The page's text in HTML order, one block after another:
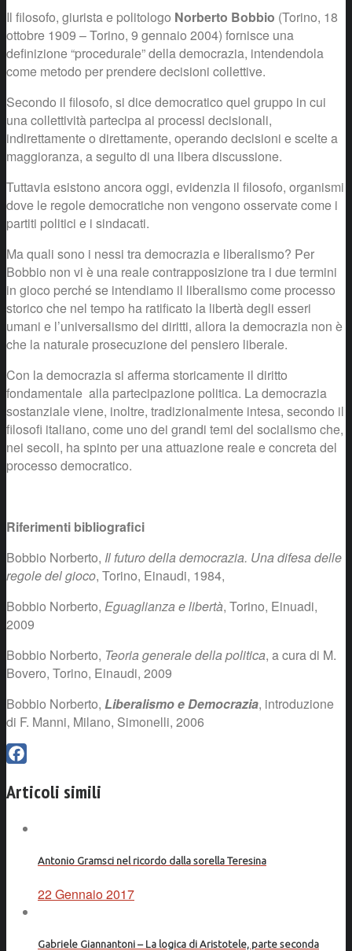
Il filosofo, giurista e politologo Norberto Bobbio (Torino, 18
ottobre 1909 – Torino, 9 gennaio 2004) fornisce una
definizione “procedurale” della democrazia, intendendola
come metodo per prendere decisioni collettive.
Secondo il filosofo, si dice democratico quel gruppo in cui
una collettività partecipa ai processi decisionali,
indirettamente o direttamente, operando decisioni e scelte a
maggioranza, a seguito di una libera discussione.
Tuttavia esistono ancora oggi, evidenzia il filosofo, organismi
dove le regole democratiche non vengono osservate come i
partiti politici e i sindacati.
Ma quali sono i nessi tra democrazia e liberalismo? Per
Bobbio non vi è una reale contrapposizione tra i due termini
in gioco perché se intendiamo il liberalismo come processo
storico che nel tempo ha ratificato la libertà degli esseri
umani e l’universalismo dei diritti, allora la democrazia non è
che la naturale prosecuzione del pensiero liberale.
Con la democrazia si afferma storicamente il diritto
fondamentale alla partecipazione politica. La democrazia
sostanziale viene, inoltre, tradizionalmente intesa, secondo il
filosofi italiano, come uno dei grandi temi del socialismo che,
nei secoli, ha spinto per una attuazione reale e concreta del
processo democratico.
Riferimenti bibliografici
Bobbio Norberto, Il futuro della democrazia. Una difesa delle
regole del gioco, Torino, Einaudi, 1984,
Bobbio Norberto, Eguaglianza e libertà, Torino, Einuadi,
2009
Bobbio Norberto, Teoria generale della politica, a cura di M.
Bovero, Torino, Einaudi, 2009
Bobbio Norberto, Liberalismo e Democrazia, introduzione
di F. Manni, Milano, Simonelli, 2006
Articoli simili
Antonio Gramsci nel ricordo dalla sorella Teresina
22 Gennaio 2017
Gabriele Giannantoni – La logica di Aristotele, parte seconda